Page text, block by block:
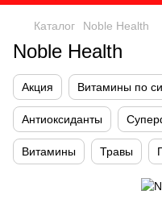
Каталог Noble Health
Noble Health
Акция Витамины по
Антиоксиданты
Витамины Травы